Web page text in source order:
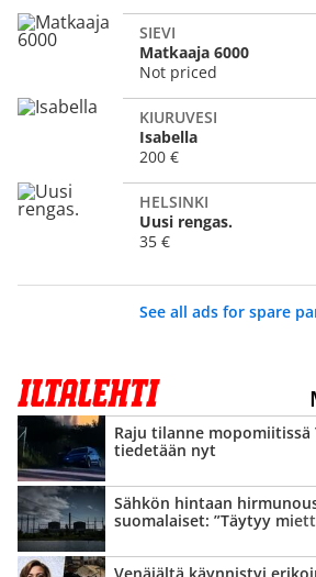
SIEVI
Matkaaja 6000
Not priced
KIURUVESI
Isabella
200 €
HELSINKI
Uusi rengas.
35 €
See all ads for spare
Raju tilanne mopomiitissä
tiedetään nyt
Sähkön hintaan
suomalaiset: ”Täytyy